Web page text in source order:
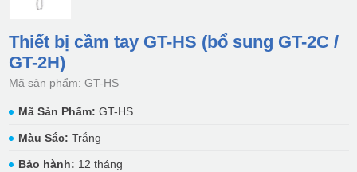
Thiết bị cầm tay GT-HS (bổ sung GT-2C /
GT-2H)
Mã sản phẩm: GT-HS
Mã Sản Phẩm: GT-HS
Màu Sắc: Trắng
Bảo hành: 12 tháng